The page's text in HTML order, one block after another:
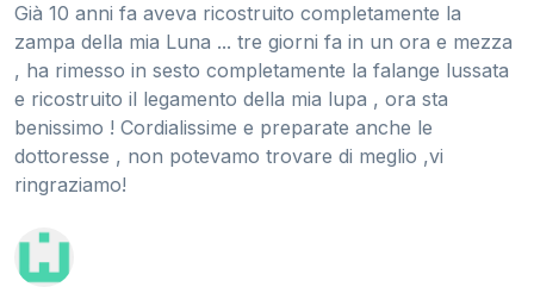
Già 10 anni fa aveva ricostruito completamente la
zampa della mia Luna ... tre giorni fa in un ora e mezza
, ha rimesso in sesto completamente la falange lussata
e ricostruito il legamento della mia lupa , ora sta
benissimo ! Cordialissime e preparate anche le
dottoresse , non potevamo trovare di meglio ,vi
ringraziamo!